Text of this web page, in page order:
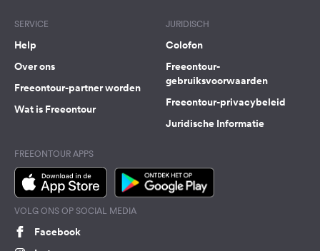
SERVICE
Help
Over ons
Freeontour-partner worden
Wat is Freeontour
JURIDISCH
Colofon
Freeontour-
gebruiksvoorwaarden
Freeontour-privacybeleid
Juridische Informatie
FREEONTOUR APPS
VOLG ONS OP SOCIAL MEDIA
Facebook